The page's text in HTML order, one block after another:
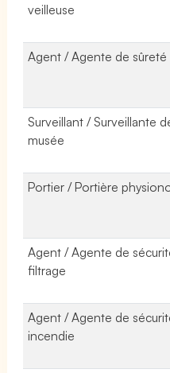
veilleuse
Agent / Agente de sûreté
Surveillant / Surveillante
musée
Portier / Portière
Agent / Agente de
filtrage
Agent / Agente de
incendie